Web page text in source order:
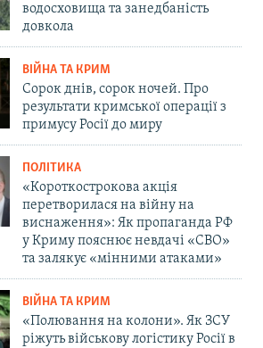
водосховища та занедбаність
довкола
ВІЙНА ТА КРИМ
Сорок днів, сорок ночей. Про
результати кримської операції з
примусу Росії до миру
ПОЛІТИКА
«Короткострокова акція
перетворилася на війну на
виснаження»: Як пропаганда РФ
у Криму пояснює невдачі «СВО»
та залякує «мінними атаками»
ВІЙНА ТА КРИМ
«Полювання на колони». Як ЗСУ
ріжуть військову логістику Росії в